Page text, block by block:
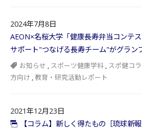
2024年7月8日
AEON×名桜大学「健康長寿弁当コンテ
サポート"つなげる長寿チーム"がグラン
お知らせ , スポーツ健康学科 , スポ健コ
方向け , 教育・研究活動レポート
2021年12月23日
【コラム】新しく得たもの［琉球新